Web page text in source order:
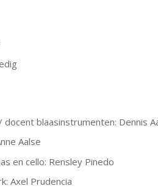
blaasinstrumenten: Dennis
Aalse
en cello: Rensley Pinedo
Axel Prudencia